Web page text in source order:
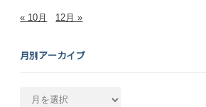
« 10月 12月 »
月別アーカイブ